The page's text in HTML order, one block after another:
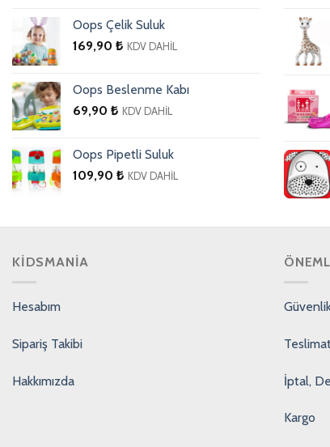
Oops Çelik Suluk
169,90 ₺ KDV DAHİL
Oops Beslenme Kabı
69,90 ₺ KDV DAHİL
Oops Pipetli Suluk
109,90 ₺ KDV DAHİL
KIDSMANIA
Hesabım
Sipariş Takibi
Hakkımızda İptal,
Kargo